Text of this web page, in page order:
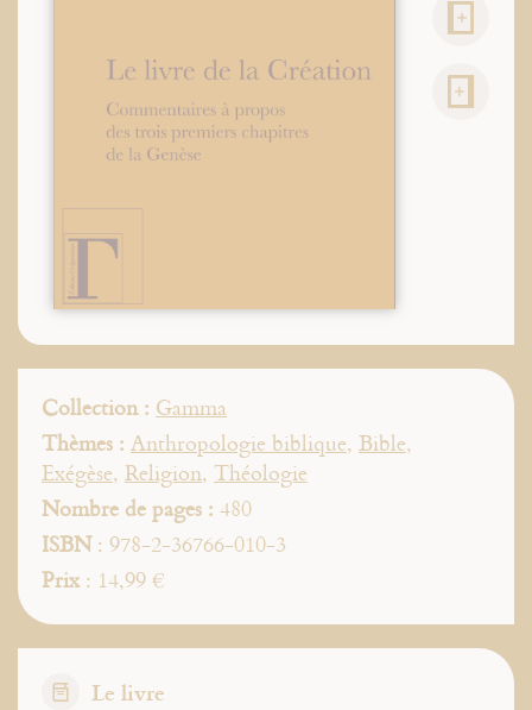
Collection : Gamma
Thèmes : Anthropologie biblique, Bible,
Exégèse, Religion, Théologie
Nombre de pages : 480
ISBN: 978-2-36766-010-3
Prix: 14,99 €
Le livre